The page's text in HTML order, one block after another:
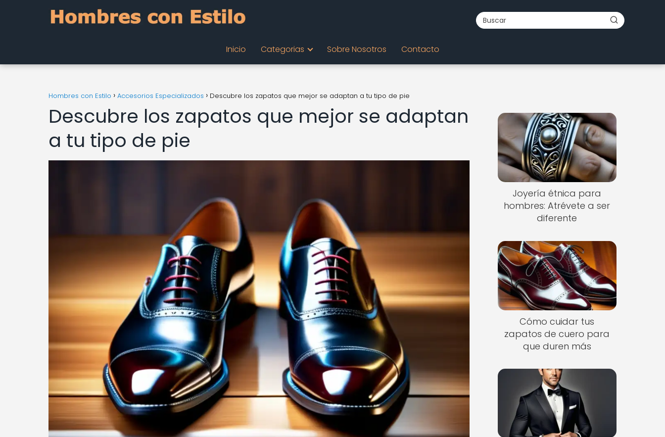
Inicio Categorias Sobre Nosotros Contacto
Hombres con Estilo Accesorios Especializados Descubre los zapatos que mejor se adaptan a tu tipo de pie
Descubre los zapatos que mejor se adaptan
a tu tipo de pie
Joyería étnica para
hombres: Atrévete a ser
diferente
Cómo cuidar tus
zapatos de cuero para
que duren más